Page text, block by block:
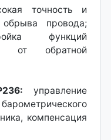
точность и
обрыва провода;
функций
от обратной
управление
компенсация